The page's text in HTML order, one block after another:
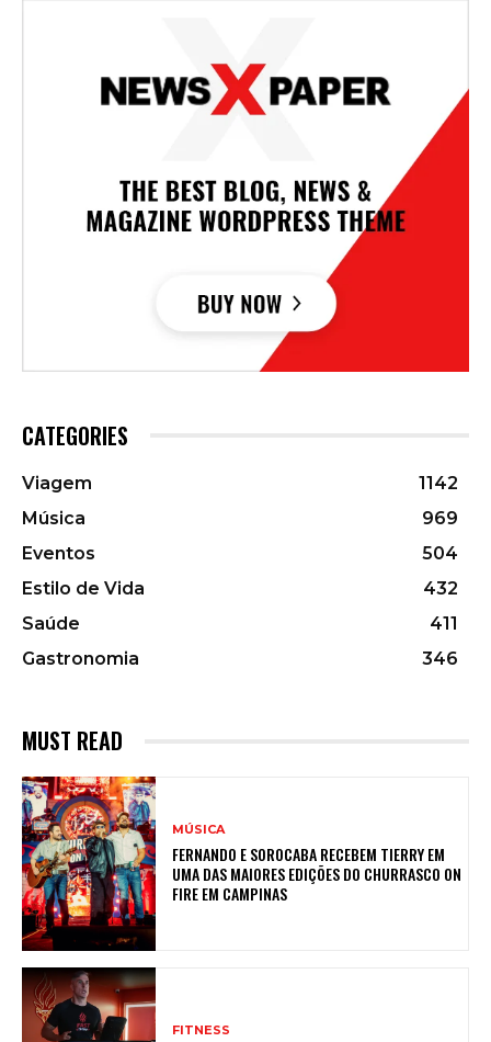
CATEGORIES
Viagem
1142
Música
969
Eventos
504
Estilo de Vida
432
Saúde
411
Gastronomia
346
MUST READ
MÚSICA
FERNANDO E SOROCABA RECEBEM TIERRY EM
UMA DAS MAIORES EDIÇÕES DO CHURRASCO ON
FIRE EM CAMPINAS
FITNESS